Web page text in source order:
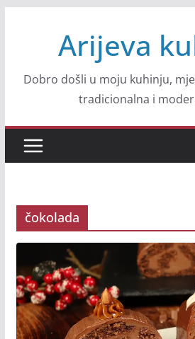
Arijeva
Dobro došli u moju kuhinju,
tradicionalna i
čokolada